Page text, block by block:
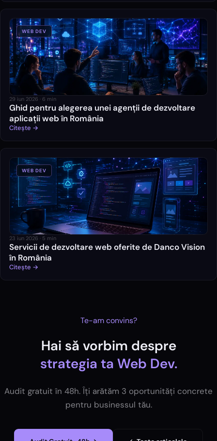
WEB DEV
29 iun 2026 · 6 min
Ghid pentru alegerea unei agenții de dezvoltare
aplicații web în România
Citește →
WEB DEV
23 iun 2026 · 5 min
Servicii de dezvoltare web oferite de Danco Vision
în România
Citește →
Te-am convins?
Hai să vorbim despre
strategia ta Web Dev.
Audit gratuit în 48h. Îți arătăm 3 oportunități concrete
pentru businessul tău.